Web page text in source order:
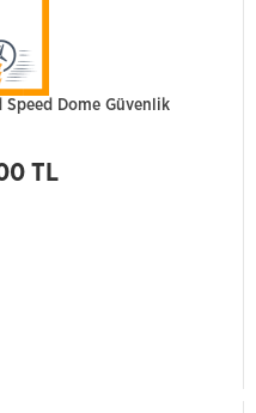
Speed Dome Güvenlik
TL